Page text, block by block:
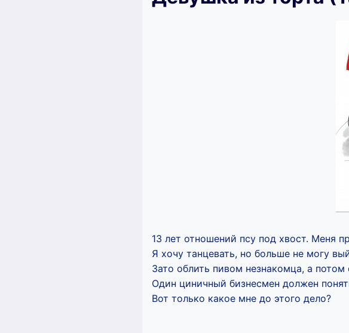
13 лет отношений псу под хвост. Меня
Я хочу танцевать, но больше не могу
Зато облить пивом незнакомца, а
Один циничный бизнесмен должен
Вот только какое мне до этого дело?